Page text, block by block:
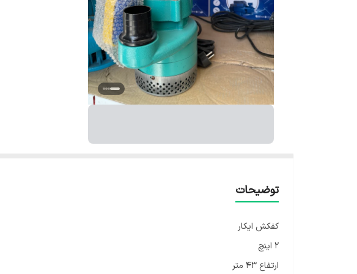
توضیحات
کفکش ایکار
۲ اینچ
ارتفاع ۴۳ متر